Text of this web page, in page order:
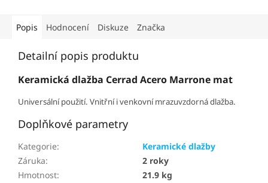
Popis Hodnocení Diskuze Značka
Detailní popis produktu
Keramická dlažba Cerrad Acero Marrone mat
Universální použití. Vnitřní i venkovní mrazuvzdorná dlažba.
Doplňkové parametry
Kategorie:
Keramické dlažby
Záruka:
2 roky
Hmotnost:
21.9 kg